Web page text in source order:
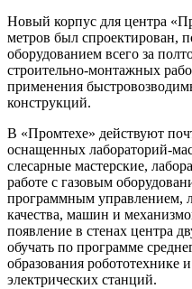
Новый корпус для центра
мет­ров был спроектирован,
оборудованием всего за
строительно-монтажных
применения
конструкций.
В «Промтехе» действуют
оснащенных лабораторий-
слесарные мастерские,
работе с газовым
программным управлением,
качества, машин и
появление в стенах центра
обучать по программе
образования робототехнике
электрических станций.